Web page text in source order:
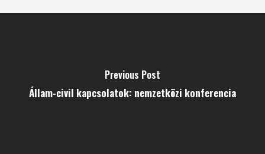
Previous Post
Állam-civil kapcsolatok: nemzetközi konferencia